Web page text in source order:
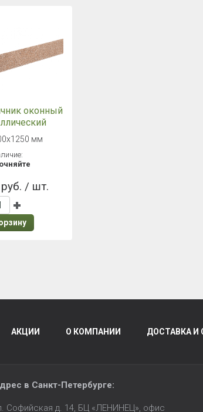
оконный
мм
/ шт.
АКЦИИ О КОМПАНИИ ДОСТАВКА И
в Санкт-Петербурге:
Софийская д. 14, БЦ «ЛЕНИНЕЦ», офис